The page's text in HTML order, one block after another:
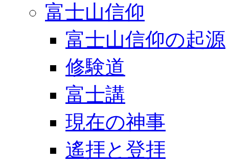
富士山信仰
富士山信仰の起源
修験道
富士講
現在の神事
遙拝と登拝